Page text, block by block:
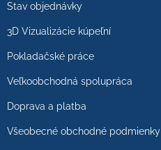
Stav objednávky
3D Vizualizácie kúpeľní
Pokladačské práce
Veľkoobchodná spolupráca
Doprava a platba
Všeobecné obchodné podmienky